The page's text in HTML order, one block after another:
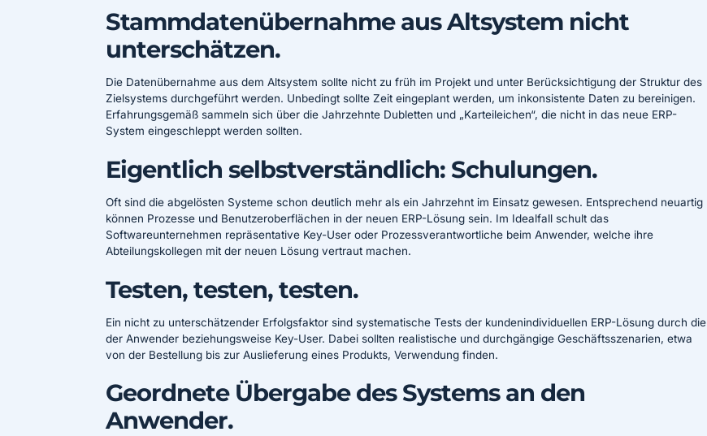
Stammdatenübernahme aus Altsystem nicht
unterschätzen.
Die Datenübernahme aus dem Altsystem sollte nicht zu früh im Projekt und unter Berücksichtigung der Struktur des
Zielsystems durchgeführt werden. Unbedingt sollte Zeit eingeplant werden, um inkonsistente Daten zu bereinigen.
Erfahrungsgemäß sammeln sich über die Jahrzehnte Dubletten und „Karteileichen“, die nicht in das neue ERP-
System eingeschleppt werden sollten.
Eigentlich selbstverständlich: Schulungen.
Oft sind die abgelösten Systeme schon deutlich mehr als ein Jahrzehnt im Einsatz gewesen. Entsprechend neuartig
können Prozesse und Benutzeroberflächen in der neuen ERP-Lösung sein. Im Idealfall schult das
Softwareunternehmen repräsentative Key-User oder Prozessverantwortliche beim Anwender, welche ihre
Abteilungskollegen mit der neuen Lösung vertraut machen.
Testen, testen, testen.
Ein nicht zu unterschätzender Erfolgsfaktor sind systematische Tests der kundenindividuellen ERP-Lösung durch die
der Anwender beziehungsweise Key-User. Dabei sollten realistische und durchgängige Geschäftsszenarien, etwa
von der Bestellung bis zur Auslieferung eines Produkts, Verwendung finden.
Geordnete Übergabe des Systems an den
Anwender.